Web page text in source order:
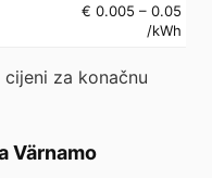
€ 0.005 – 0.05
/kWh
za konačnu
Värnamo